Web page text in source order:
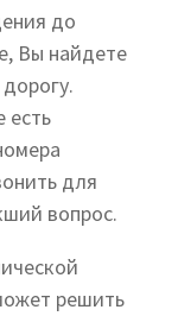
до
Вы найдете
есть
для
вопрос.
решить